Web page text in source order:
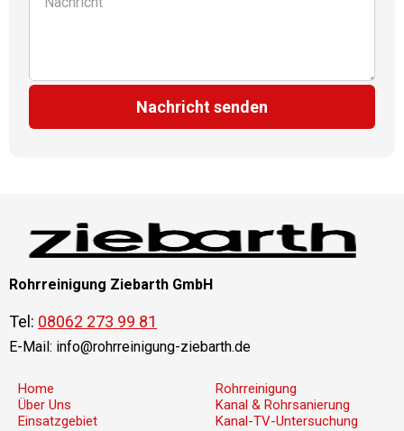
Nachricht senden
Rohrreinigung Ziebarth GmbH
Tel: 08062 273 99 81
E-Mail: info@rohrreinigung-ziebarth.de
Home
Über Uns
Einsatzgebiet
Rohrreinigung
Kanal & Rohrsanierung
Kanal-TV-Untersuchung